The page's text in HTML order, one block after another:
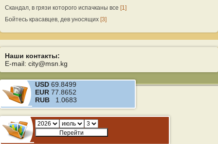
Скандал, в грязи которого испачканы все [1]
Бойтесь красавцев, дев уносящих [3]
Наши контакты:
E-mail: city@msn.kg
USD 69.8499
EUR 77.8652
RUB 1.0683